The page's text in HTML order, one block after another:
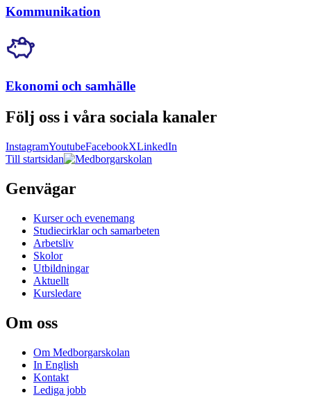
Kommunikation
Ekonomi och samhälle
Följ oss i våra sociala kanaler
InstagramYoutubeFacebookXLinkedIn
Till startsidan
Genvägar
Kurser och evenemang
Studiecirklar och samarbeten
Arbetsliv
Skolor
Utbildningar
Aktuellt
Kursledare
Om oss
Om Medborgarskolan
In English
Kontakt
Lediga jobb